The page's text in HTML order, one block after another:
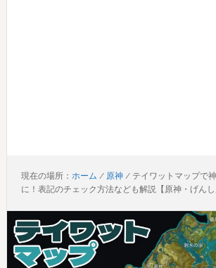
現在の場所： ホーム / 原神 /テイワットマップで
に！表記のチェック方法なども解説【原神・げんし